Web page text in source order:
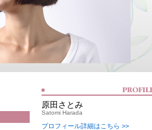
原田さとみ
Satomi Harada
プロフィール詳細はこちら >>